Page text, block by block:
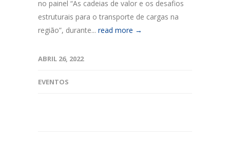
no painel “As cadeias de valor e os desafios
estruturais para o transporte de cargas na
região”, durante... read more →
ABRIL 26, 2022
EVENTOS